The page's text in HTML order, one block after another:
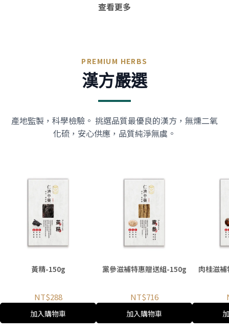
查看更多
PREMIUM HERBS
漢方嚴選
產地監製，科學檢驗。 挑選品質最優良的漢方，無燻二氧
化硫，安心供應，品質純淨無虞。
黃精-150g
NT$288
加入購物車
黨參滋補特惠贈送組-150g
NT$716
加入購物車
肉桂滋